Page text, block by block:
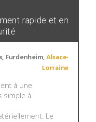
rapide et en
Furdenheim, Alsace-
Lorraine
à une
simple à
Le